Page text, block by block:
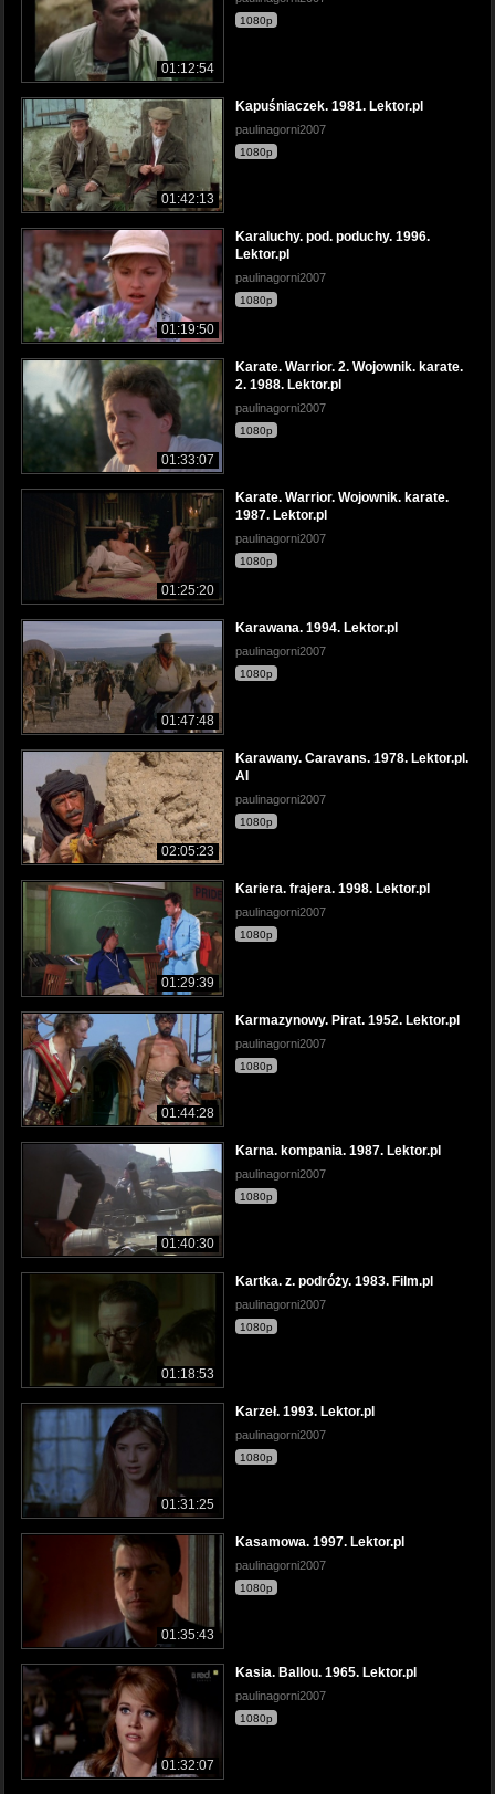
01:12:54
1080p
01:42:13
Kapuśniaczek. 1981. Lektor.pl
paulinagorni2007
1080p
01:19:50
Karaluchy. pod. poduchy. 1996.
Lektor.pl
paulinagorni2007
1080p
01:33:07
Karate. Warrior. 2. Wojownik. karate.
2. 1988. Lektor.pl
paulinagorni2007
1080p
01:25:20
Karate. Warrior. Wojownik. karate.
1987. Lektor.pl
paulinagorni2007
1080p
01:47:48
Karawana. 1994. Lektor.pl
paulinagorni2007
1080p
02:05:23
Karawany. Caravans. 1978. Lektor.pl.
AI
paulinagorni2007
1080p
01:29:39
Kariera. frajera. 1998. Lektor.pl
paulinagorni2007
1080p
01:44:28
Karmazynowy. Pirat. 1952. Lektor.pl
paulinagorni2007
1080p
01:40:30
Karna. kompania. 1987. Lektor.pl
paulinagorni2007
1080p
01:18:53
Kartka. z. podróży. 1983. Film.pl
paulinagorni2007
1080p
01:31:25
Karzeł. 1993. Lektor.pl
paulinagorni2007
1080p
01:35:43
Kasamowa. 1997. Lektor.pl
paulinagorni2007
1080p
01:32:07
Kasia. Ballou. 1965. Lektor.pl
paulinagorni2007
1080p